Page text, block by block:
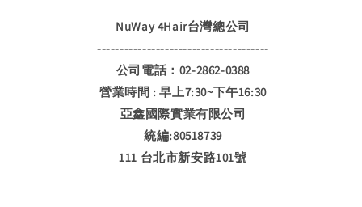
NuWay 4Hair台灣總公司
--------------------------------------
公司電話：02-2862-0388
營業時間 : 早上7:30~下午16:30
亞鑫國際實業有限公司
統編:80518739
111 台北市新安路101號